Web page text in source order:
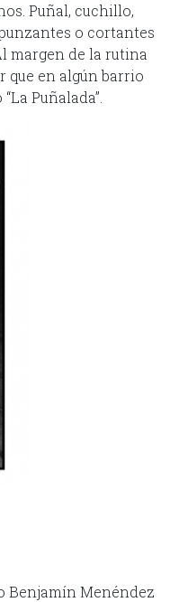
Puñal, cuchillo,
o cortantes
margen de la rutina
que en algún barrio
Puñalada”.
Benjamín Menéndez